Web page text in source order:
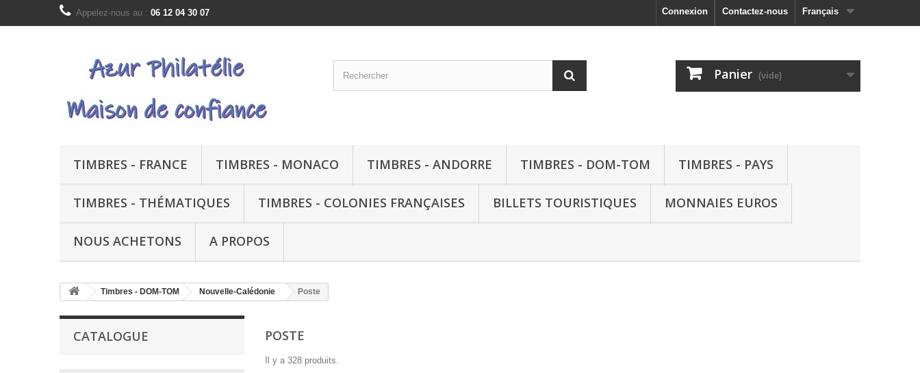
Français
Contactez-nous
Appelez-nous au : 06 12 04 30 07 Connexion
Panier (vide)
TIMBRES - FRANCE TIMBRES - MONACO TIMBRES - ANDORRE TIMBRES - DOM-TOM TIMBRES - PAYS
TIMBRES - THÉMATIQUES TIMBRES - COLONIES FRANÇAISES BILLETS TOURISTIQUES MONNAIES EUROS
NOUS ACHETONS A PROPOS
Timbres - DOM-TOM Nouvelle-Calédonie Poste
CATALOGUE POSTE
Il y a 328 produits.